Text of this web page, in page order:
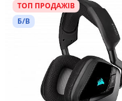
ТОП ПРОДАЖІВ
Б/В